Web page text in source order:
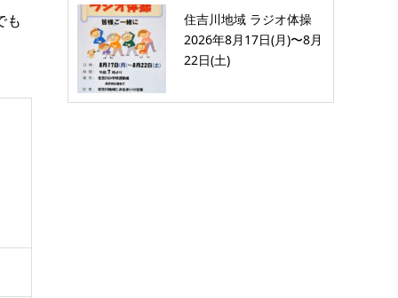
も
住吉川地域 ラジオ体操
2026年8月17日(月)〜8月
22日(土)